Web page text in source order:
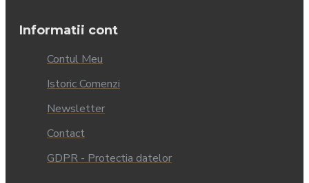
Informatii cont
Contul Meu
Istoric Comenzi
Newsletter
Contact
GDPR - Protectia datelor